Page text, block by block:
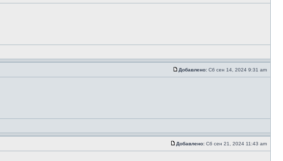
Добавлено: Сб сен 14, 2024 9:31 am
Добавлено: Сб сен 21, 2024 11:43 am